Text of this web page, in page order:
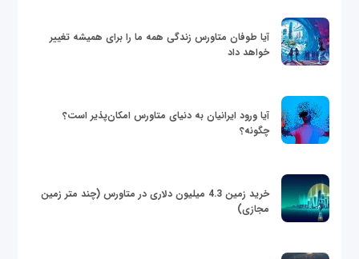
آیا طوفان متاورس زندگی همه ما را برای همیشه تغییر
خواهد داد
آیا ورود ایرانیان به دنیای متاورس امکان‌پذیر است؟
چگونه؟
خرید زمین 4.3 میلیون دلاری در متاورس (چند متر زمین
مجازی)